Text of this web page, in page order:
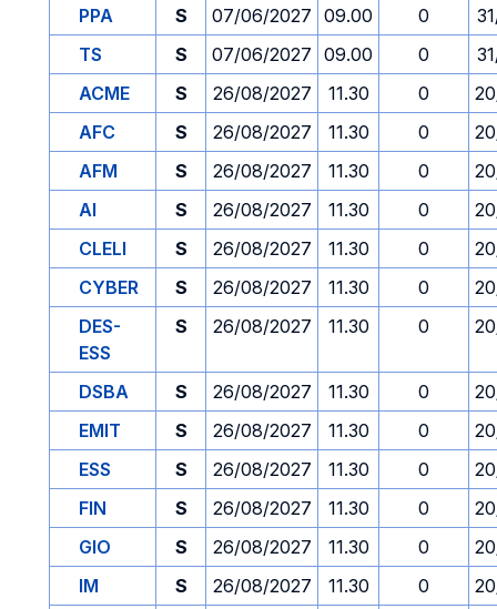
PPA S 07/06/2027 09.00 0
TS
S 07/06/2027 09.00 0
ACME
S 26/08/2027 11.30 0
AFC
S 26/08/2027 11.30 0
AFM
S 26/08/2027 11.30 0
AI
S 26/08/2027 11.30 0
CLELI
S 26/08/2027 11.30 0
CYBER
S 26/08/2027 11.30 0
DES-
ESS
S 26/08/2027 11.30 0
DSBA S 26/08/2027 11.30 0
EMIT
S 26/08/2027 11.30 0
ESS
S 26/08/2027 11.30 0
FIN
S 26/08/2027 11.30 0
GIO
S 26/08/2027 11.30 0
IM
S 26/08/2027 11.30 0